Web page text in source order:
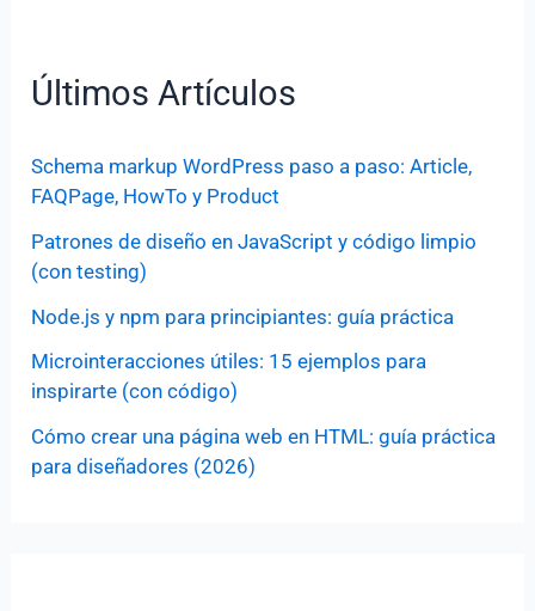
Últimos Artículos
Schema markup WordPress paso a paso: Article,
FAQPage, HowTo y Product
Patrones de diseño en JavaScript y código limpio
(con testing)
Node.js y npm para principiantes: guía práctica
Microinteracciones útiles: 15 ejemplos para
inspirarte (con código)
Cómo crear una página web en HTML: guía práctica
para diseñadores (2026)